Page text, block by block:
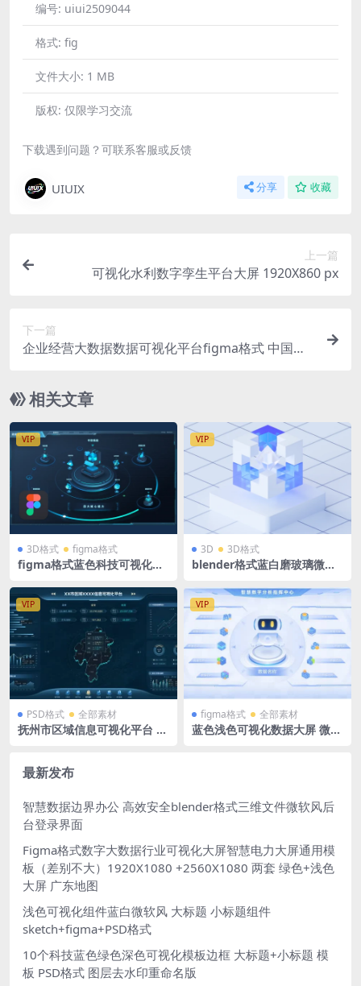
编号: uiui2509044
格式: fig
文件大小: 1 MB
版权: 仅限学习交流
下载遇到问题？可联系客服或反馈
UIUIX 分享 收藏
上一篇
可视化水利数字孪生平台大屏 1920X860 px
下一篇
企业经营大数据数据可视化平台figma格式 中国地
相关文章
VIP
3D格式 figma格式
figma格式蓝色科技可视化大
视化源文件 (2)
VIP
3D 3D格式
blender格式蓝白磨玻璃微软
展台模型含高清PNG
VIP
PSD格式 全部素材
抚州市区域信息可视化平台 抚
VIP
figma格式 全部素材
蓝色浅色可视化数据大屏 微软
最新发布
智慧数据边界办公 高效安全blender格式三维文件微软风后
台登录界面
Figma格式数字大数据行业可视化大屏智慧电力大屏通用模
板（差别不大）1920X1080 +2560X1080 两套 绿色+浅色
大屏 广东地图
浅色可视化组件蓝白微软风 大标题 小标题组件
sketch+figma+PSD格式
10个科技蓝色绿色深色可视化模板边框 大标题+小标题 模
板 PSD格式 图层去水印重命名版